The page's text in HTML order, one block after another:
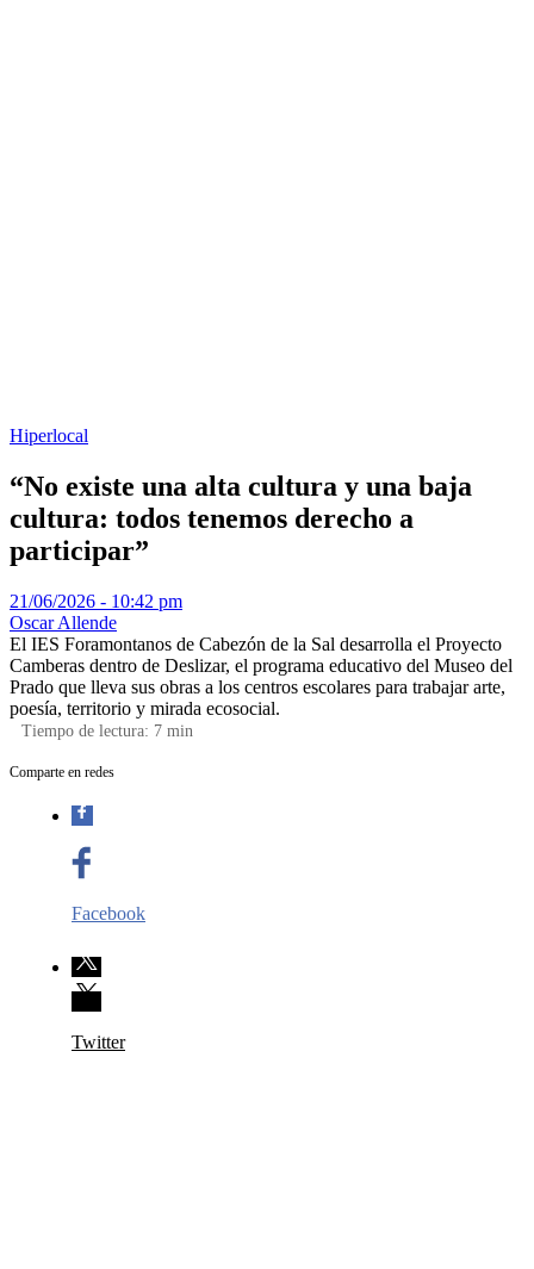
Hiperlocal
“No existe una alta cultura y una baja
cultura: todos tenemos derecho a
participar”
21/06/2026 - 10:42 pm
Oscar Allende
El IES Foramontanos de Cabezón de la Sal desarrolla el Proyecto
Camberas dentro de Deslizar, el programa educativo del Museo del
Prado que lleva sus obras a los centros escolares para trabajar arte,
poesía, territorio y mirada ecosocial.
Tiempo de lectura: 7 min
Comparte en redes
Facebook
Twitter